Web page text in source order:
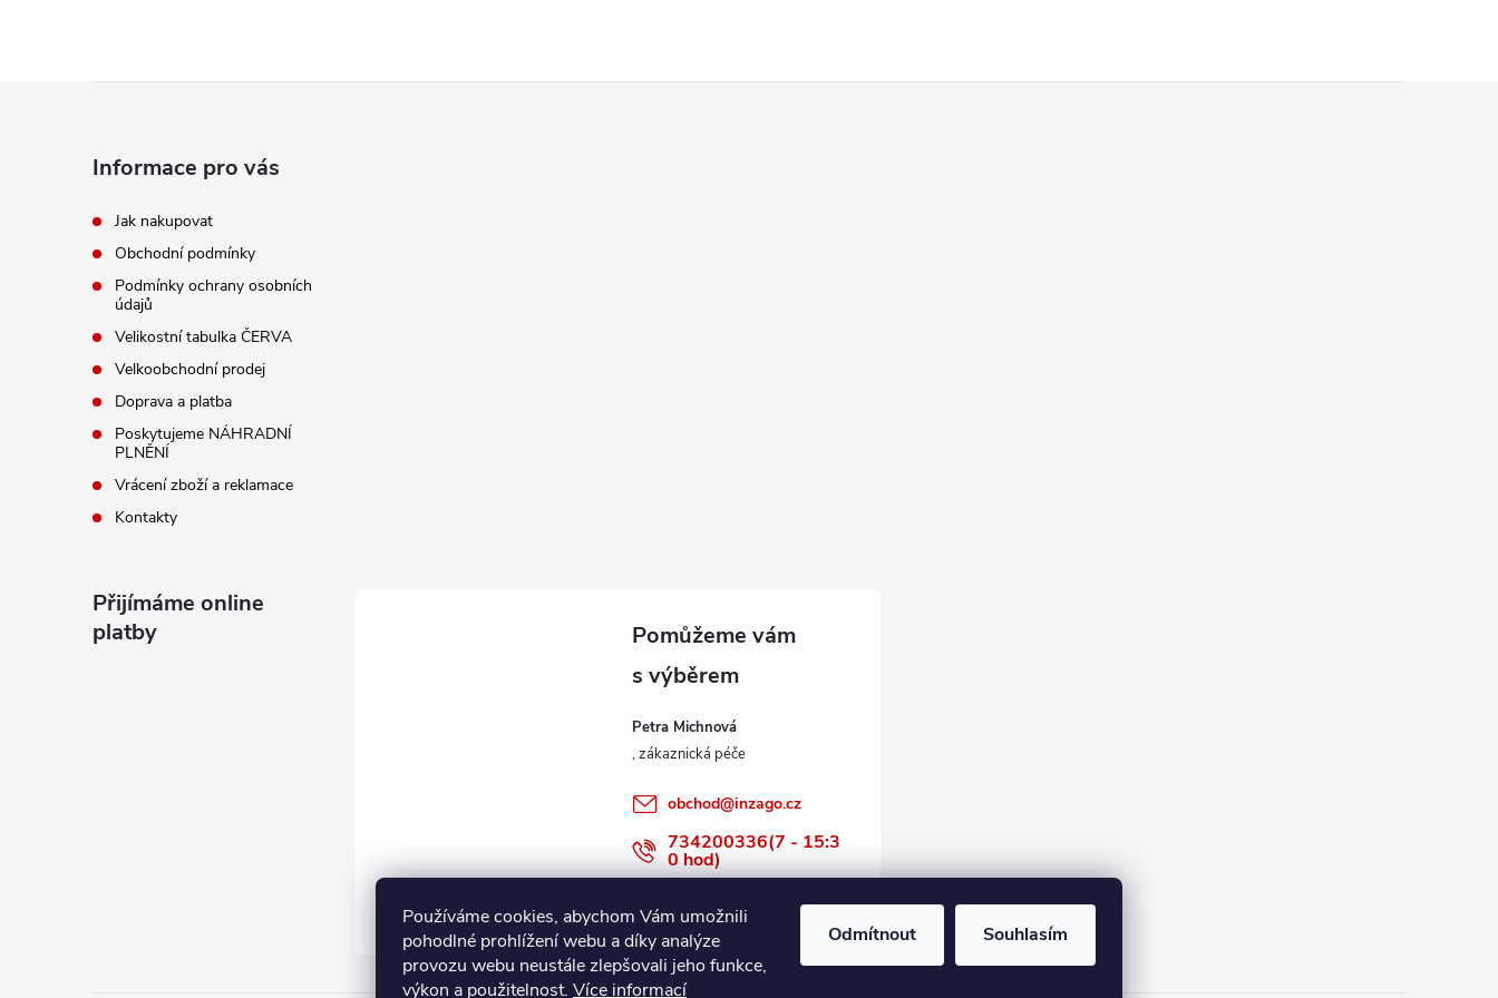
Používáme cookies, abychom Vám umožnili
pohodlné prohlížení webu a díky analýze
provozu webu neustále zlepšovali jeho funkce,
výkon a použitelnost. Více informací
Odmítnout Souhlasím
Informace pro vás
Jak nakupovat
Obchodní podmínky
Podmínky ochrany osobních
údajů
Velikostní tabulka ČERVA
Velkoobchodní prodej
Doprava a platba
Poskytujeme NÁHRADNÍ
PLNĚNÍ
Vrácení zboží a reklamace
Kontakty
Přijímáme online
platby
Petra Michnová
obchod@inzago.cz
734200336(7 - 15:3
0 hod)